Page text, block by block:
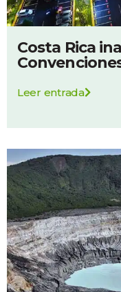
Costa Rica
Leer entrada